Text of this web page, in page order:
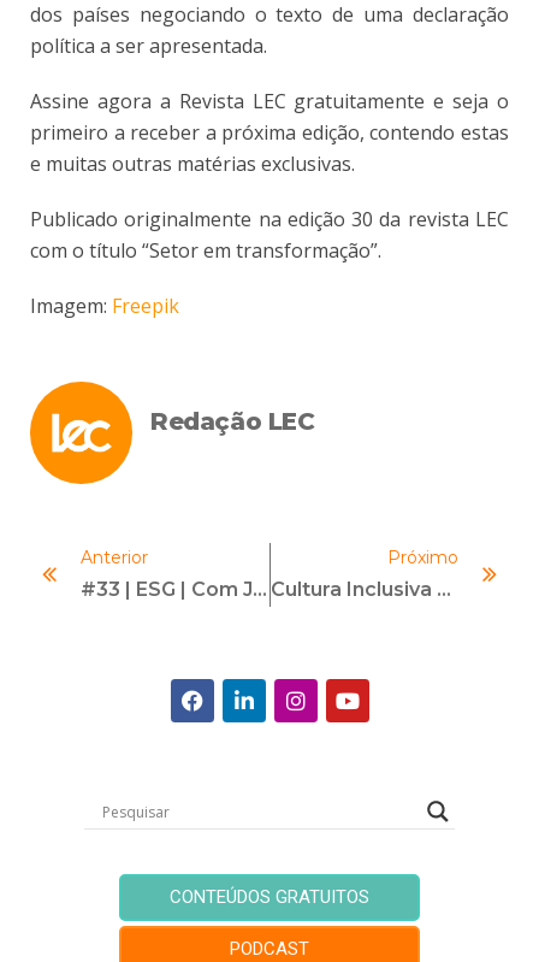
dos países negociando o texto de uma declaração
política a ser apresentada.
Assine agora a Revista LEC gratuitamente e seja o
primeiro a receber a próxima edição, contendo estas
e muitas outras matérias exclusivas.
Publicado originalmente na edição 30 da revista LEC
com o título “Setor em transformação”.
Imagem: Freepik
Redação LEC
Anterior
#33 | ESG | Com Jefferson Kiyohara
Próximo
Cultura Inclusiva Com Compliance? Entenda A Relação!
CONTEÚDOS GRATUITOS
PODCAST